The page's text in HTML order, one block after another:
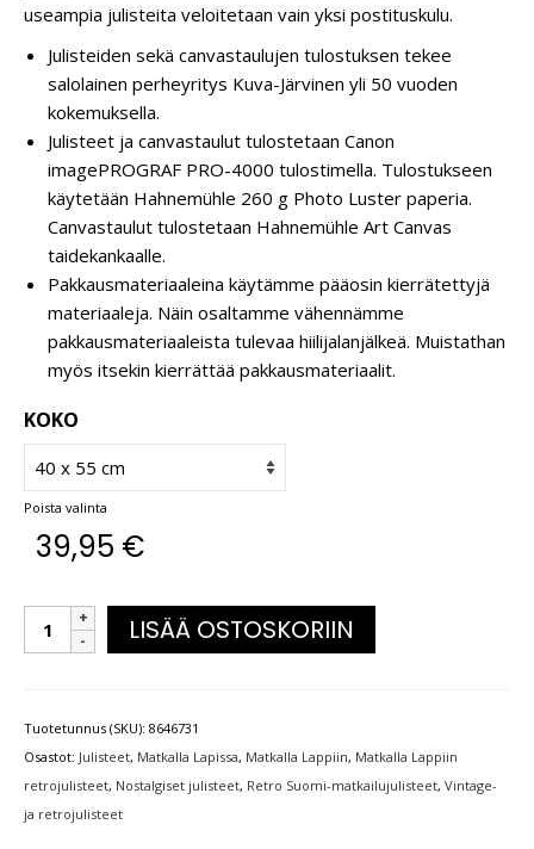
useampia julisteita veloitetaan vain yksi postituskulu.
Julisteiden sekä canvastaulujen tulostuksen tekee
salolainen perheyritys Kuva-Järvinen yli 50 vuoden
kokemuksella.
Julisteet ja canvastaulut tulostetaan Canon
imagePROGRAF PRO-4000 tulostimella. Tulostukseen
käytetään Hahnemühle 260 g Photo Luster paperia.
Canvastaulut tulostetaan Hahnemühle Art Canvas
taidekankaalle.
Pakkausmateriaaleina käytämme pääosin kierrätettyjä
materiaaleja. Näin osaltamme vähennämme
pakkausmateriaaleista tulevaa hiilijalanjälkeä. Muistathan
myös itsekin kierrättää pakkausmateriaalit.
KOKO
Poista valinta
39,95 €
LISÄÄ OSTOSKORIIN
Tuotetunnus (SKU): 8646731
Osastot: Julisteet, Matkalla Lapissa, Matkalla Lappiin, Matkalla Lappiin
retrojulisteet, Nostalgiset julisteet, Retro Suomi-matkailujulisteet, Vintage-
ja retrojulisteet